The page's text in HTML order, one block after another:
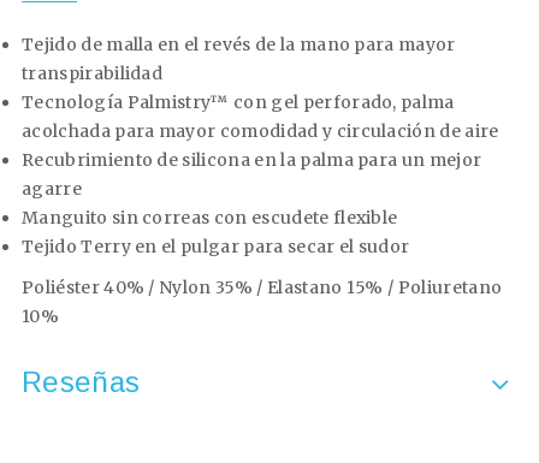
Tejido de malla en el revés de la mano para mayor
transpirabilidad
Tecnología Palmistry™ con gel perforado, palma
acolchada para mayor comodidad y circulación de aire
Recubrimiento de silicona en la palma para un mejor
agarre
Manguito sin correas con escudete flexible
Tejido Terry en el pulgar para secar el sudor
Poliéster 40% / Nylon 35% / Elastano 15% / Poliuretano
10%
Reseñas